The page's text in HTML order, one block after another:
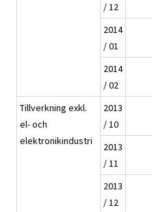
/ 12
2014
/ 01
2014
/ 02
Tillverkning exkl.
el- och
elektronikindustri
2013
/ 10
2013
/ 11
2013
/ 12